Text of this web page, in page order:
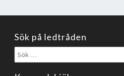
Sök på ledtråden
Sök
efter: